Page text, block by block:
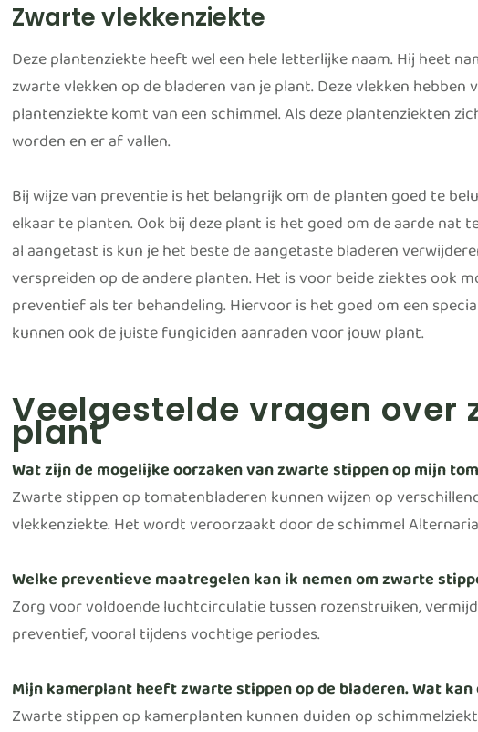
Zwarte vlekkenziekte
Deze plantenziekte heeft wel een hele letterlijke naam. Hij heet
zwarte vlekken op de bladeren van je plant. Deze vlekken
plantenziekte komt van een schimmel. Als deze plantenziekten
worden en er af vallen.
Bij wijze van preventie is het belangrijk om de planten goed te
elkaar te planten. Ook bij deze plant is het goed om de aarde nat
al aangetast is kun je het beste de aangetaste bladeren
verspreiden op de andere planten. Het is voor beide ziektes ook
preventief als ter behandeling. Hiervoor is het goed om een
kunnen ook de juiste fungiciden aanraden voor jouw plant.
Veelgestelde vragen over
plant
Wat zijn de mogelijke oorzaken van zwarte stippen op mijn
Zwarte stippen op tomatenbladeren kunnen wijzen op
vlekkenziekte. Het wordt veroorzaakt door de schimmel
Welke preventieve maatregelen kan ik nemen om zwarte
Zorg voor voldoende luchtcirculatie tussen rozenstruiken,
preventief, vooral tijdens vochtige periodes.
Mijn kamerplant heeft zwarte stippen op de bladeren. Wat
Zwarte stippen op kamerplanten kunnen duiden op